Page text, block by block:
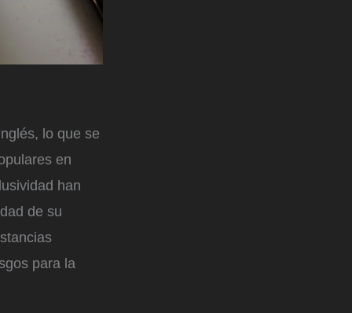
lo que se
en
han
de su
para la